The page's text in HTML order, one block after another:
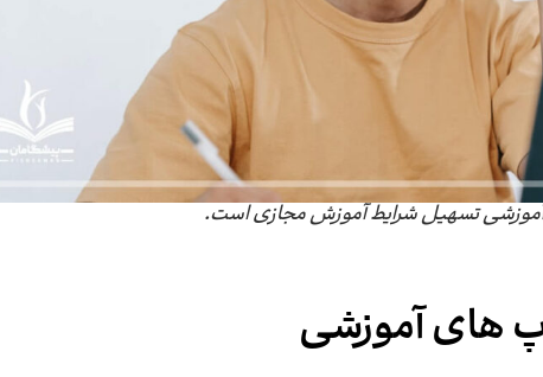
تسهیل شرایط آموزش مجازی است.
های آموزشی